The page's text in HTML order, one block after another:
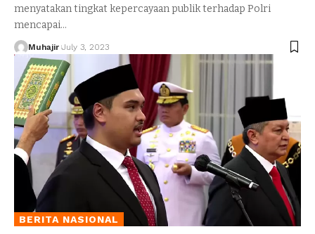
menyatakan tingkat kepercayaan publik terhadap Polri
mencapai…
Muhajir July 3, 2023
BERITA NASIONAL